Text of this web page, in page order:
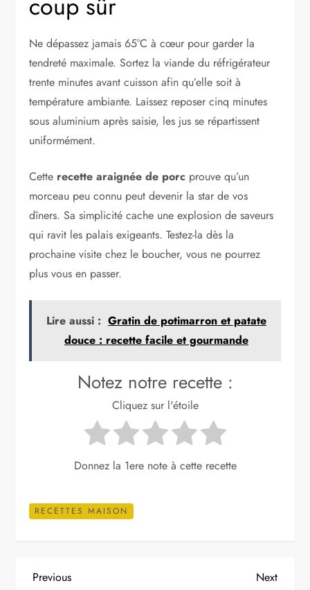
Ne dépassez jamais 65°C à cœur pour garder la
tendreté maximale. Sortez la viande du réfrigérateur
trente minutes avant cuisson afin qu’elle soit à
température ambiante. Laissez reposer cinq minutes
sous aluminium après saisie, les jus se répartissent
uniformément.
Cette recette araignée de porc prouve qu’un
morceau peu connu peut devenir la star de vos
dîners. Sa simplicité cache une explosion de saveurs
qui ravit les palais exigeants. Testez-la dès la
prochaine visite chez le boucher, vous ne pourrez
plus vous en passer.
Lire aussi : Gratin de potimarron et patate
douce : recette facile et gourmande
Notez notre recette :
Cliquez sur l'étoile
Donnez la 1ere note à cette recette
RECETTES MAISON
Previous
Previous
Next
Next